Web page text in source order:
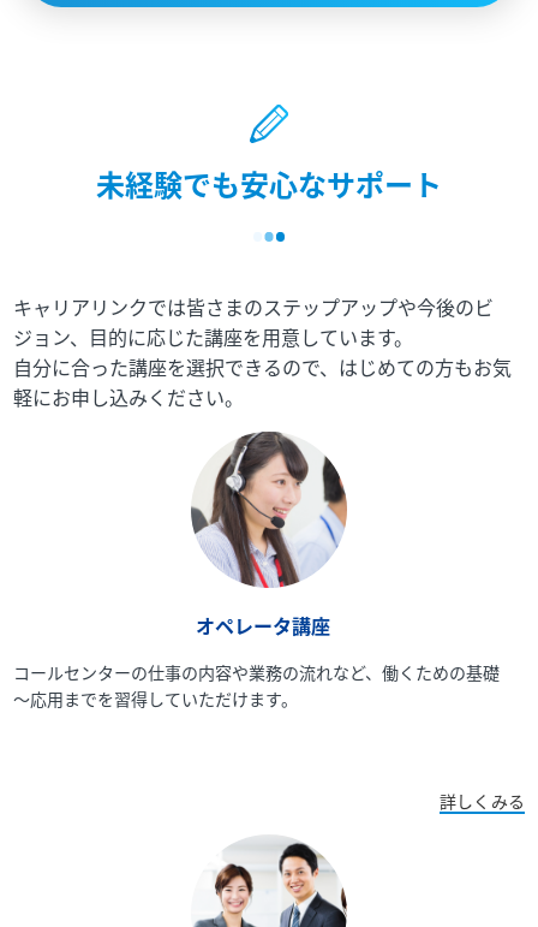
未経験でも安心なサポート
キャリアリンクでは皆さまのステップアップや今後のビ
ジョン、目的に応じた講座を用意しています。
自分に合った講座を選択できるので、はじめての方もお気
軽にお申し込みください。
オペレータ講座
コールセンターの仕事の内容や業務の流れなど、働くための基礎
～応用までを習得していただけます。
詳しくみる